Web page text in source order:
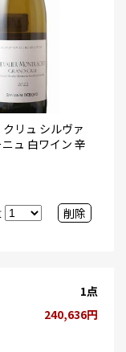
リュ シルヴァ
ュ 白ワイン 辛
削除
1点
240,636円